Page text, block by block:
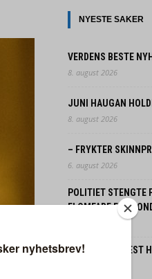
NYESTE SAKER
VERDENS BESTE
8. august 2026
JUNI HAUGAN
8. august 2026
– FRYKTER
6. august 2026
POLITIET
FLOMFARE FRA
NORDMENN FLEST